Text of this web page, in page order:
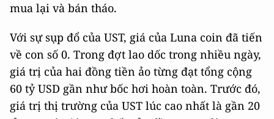
mua lại và bán tháo.
Với sự sụp đổ của UST, giá của Luna coin đã tiến
về con số 0. Trong đợt lao dốc trong nhiều ngày,
giá trị của hai đồng tiền ảo từng đạt tổng cộng
60 tỷ USD gần như bốc hơi hoàn toàn. Trước đó,
giá trị thị trường của UST lúc cao nhất là gần 20